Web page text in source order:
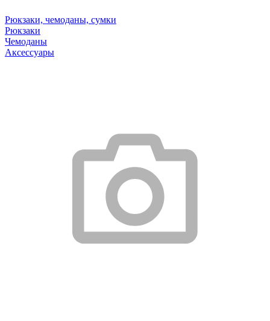
Рюкзаки, чемоданы, сумки
Рюкзаки
Чемоданы
Аксессуары